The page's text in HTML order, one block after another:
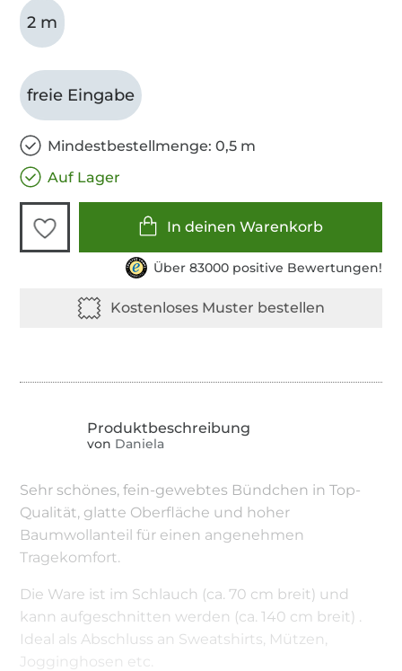
2 m
freie Eingabe
Mindestbestellmenge: 0,5 m
Auf Lager
In deinen Warenkorb
Über 83000 positive Bewertungen!
von Daniela
Sehr schönes, fein-gewebtes Bündchen in Top-
Qualität, glatte Oberfläche und hoher
Baumwollanteil für einen angenehmen
Tragekomfort.
Die Ware ist im Schlauch (ca. 70 cm breit) und
kann aufgeschnitten werden (ca. 140 cm breit) .
Ideal als Abschluss an Sweatshirts, Mützen,
Jogginghosen etc.